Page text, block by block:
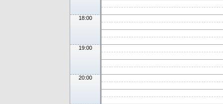
18:00
19:00
20:00